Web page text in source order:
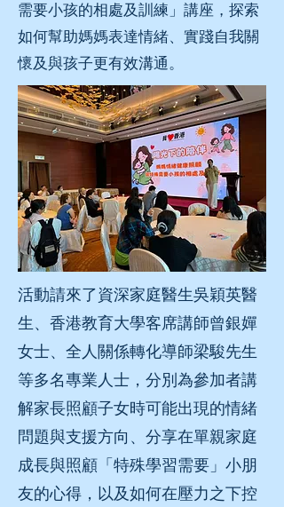
需要小孩的相處及訓練」講座，探索
如何幫助媽媽表達情緒、實踐自我關
懷及與孩子更有效溝通。
活動請來了資深家庭醫生吳穎英醫
生、香港教育大學客席講師曾銀嬋
女士、全人關係轉化導師梁駿先生
等多名專業人士，分別為參加者講
解家長照顧子女時可能出現的情緒
問題與支援方向、分享在單親家庭
成長與照顧「特殊學習需要」小朋
友的心得，以及如何在壓力之下控